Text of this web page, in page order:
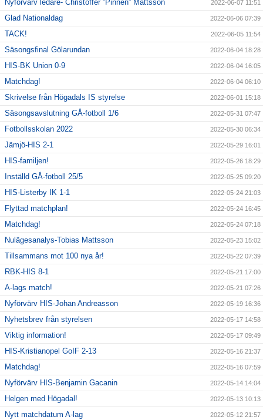
Nyförvärv ledare- Christoffer ”Pinnen” Mattsson 2022-06-07 11:51
Glad Nationaldag 2022-06-06 07:39
TACK! 2022-06-05 11:54
Säsongsfinal Gölarundan 2022-06-04 18:28
HIS-BK Union 0-9 2022-06-04 16:05
Matchdag! 2022-06-04 06:10
Skrivelse från Högadals IS styrelse 2022-06-01 15:18
Säsongsavslutning GÅ-fotboll 1/6 2022-05-31 07:47
Fotbollsskolan 2022 2022-05-30 06:34
Jämjö-HIS 2-1 2022-05-29 16:01
HIS-familjen! 2022-05-26 18:29
Inställd GÅ-fotboll 25/5 2022-05-25 09:20
HIS-Listerby IK 1-1 2022-05-24 21:03
Flyttad matchplan! 2022-05-24 16:45
Matchdag! 2022-05-24 07:18
Nulägesanalys-Tobias Mattsson 2022-05-23 15:02
Tillsammans mot 100 nya år! 2022-05-22 07:39
RBK-HIS 8-1 2022-05-21 17:00
A-lags match! 2022-05-21 07:26
Nyförvärv HIS-Johan Andreasson 2022-05-19 16:36
Nyhetsbrev från styrelsen 2022-05-17 14:58
Viktig information! 2022-05-17 09:49
HIS-Kristianopel GoIF 2-13 2022-05-16 21:37
Matchdag! 2022-05-16 07:59
Nyförvärv HIS-Benjamin Gacanin 2022-05-14 14:04
Helgen med Högadal! 2022-05-13 10:13
Nytt matchdatum A-lag 2022-05-12 21:57